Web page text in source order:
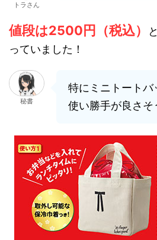
トラさん
値段は2500円（税込）
っていました！
秘書
特にミニトートバ
使い勝手が良さ